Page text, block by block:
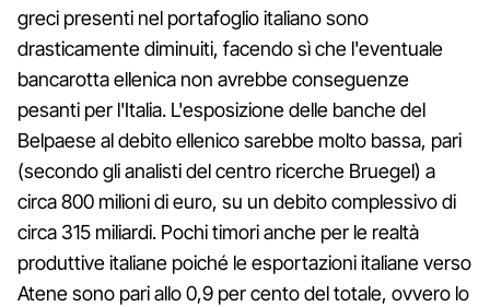
greci presenti nel portafoglio italiano sono
drasticamente diminuiti, facendo sì che l'eventuale
bancarotta ellenica non avrebbe conseguenze
pesanti per l'Italia. L'esposizione delle banche del
Belpaese al debito ellenico sarebbe molto bassa, pari
(secondo gli analisti del centro ricerche Bruegel) a
circa 800 milioni di euro, su un debito complessivo di
circa 315 miliardi. Pochi timori anche per le realtà
produttive italiane poiché le esportazioni italiane verso
Atene sono pari allo 0,9 per cento del totale, ovvero lo